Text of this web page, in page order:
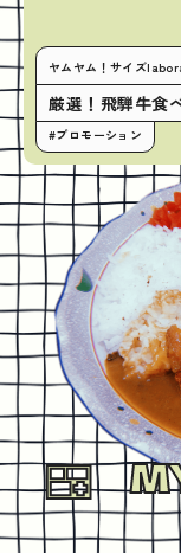
ヤムヤム！サイズ
厳選！飛騨牛食
#プロモーション